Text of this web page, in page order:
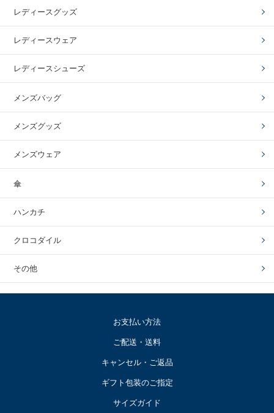
レディースグッズ
レディースウェア
レディースシューズ
メンズバッグ
メンズグッズ
メンズウェア
傘
ハンカチ
クロコダイル
その他
お支払い方法
ご配送・送料
キャンセル・ご返品
ギフト包装のご指定
サイズガイド